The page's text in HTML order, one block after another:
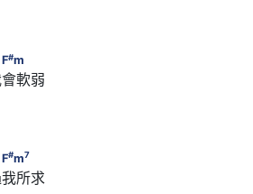
　F
F#m
軟弱
　　F
F#m7
所求